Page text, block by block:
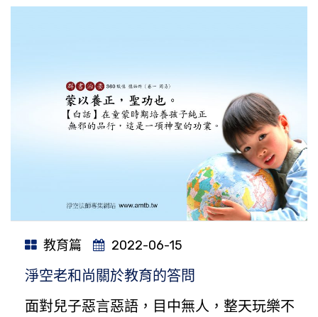
教育篇 2022-06-15
淨空老和尚關於教育的答問
面對兒子惡言惡語，目中無人，整天玩樂不